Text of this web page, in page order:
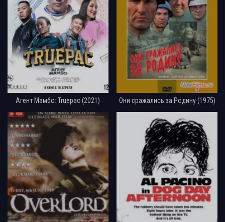
Агент Мамбо: Truepac (2021) Они сражались за Родину (1975)